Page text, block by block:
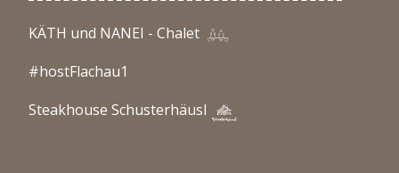
KÄTH und NANEI - Chalet
#hostFlachau1
Steakhouse Schusterhäusl